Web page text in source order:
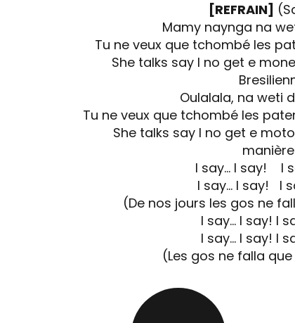
[REFRAIN]
Mamy naynga na
Tu ne veux que tchombé les
She talks say I no get e
Oulalala, na weti
Tu ne veux que tchombé les
She talks say I no get e
I say… I say! I
I say… I say! I
(De nos jours les gos ne
I say… I say! I
I say… I say! I
(Les gos ne falla